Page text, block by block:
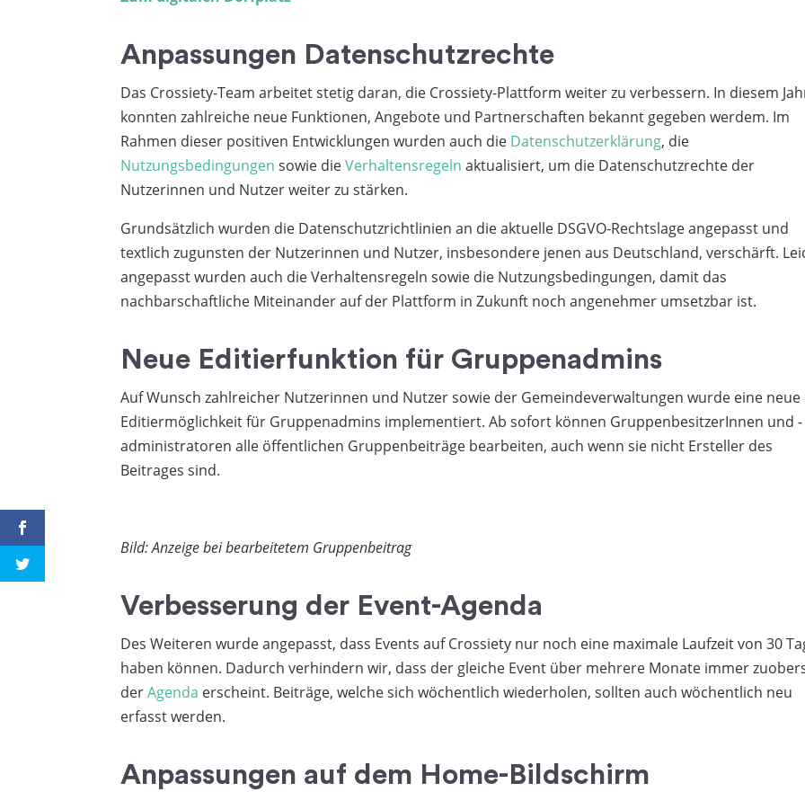
Anpassungen Datenschutzrechte
Das Crossiety-Team arbeitet stetig daran, die Crossiety-Plattform weiter zu verbessern. In diesem
konnten zahlreiche neue Funktionen, Angebote und Partnerschaften bekannt gegeben werdem. Im
Rahmen dieser positiven Entwicklungen wurden auch die Datenschutzerklärung, die
Nutzungsbedingungen sowie dieVerhaltensregeln aktualisiert, um die Datenschutzrechte der
Nutzerinnen und Nutzer weiter zu stärken.
Grundsätzlich wurden die Datenschutzrichtlinien an die aktuelle DSGVO-Rechtslage angepasst und
textlich zugunsten der Nutzerinnen und Nutzer, insbesondere jenen aus Deutschland, verschärft.
angepasst wurden auch die Verhaltensregeln sowie die Nutzungsbedingungen, damit das
nachbarschaftliche Miteinander auf der Plattform in Zukunft noch angenehmer umsetzbar ist.
Neue Editierfunktion für Gruppenadmins
Auf Wunsch zahlreicher Nutzerinnen und Nutzer sowie der Gemeindeverwaltungen wurde eine neue
Editiermöglichkeit für Gruppenadmins implementiert. Ab sofort können GruppenbesitzerInnen und -
administratoren alle öffentlichen Gruppenbeiträge bearbeiten, auch wenn sie nicht Ersteller des
Beitrages sind.
Bild: Anzeige bei bearbeitetem Gruppenbeitrag
Verbesserung der Event-Agenda
Des Weiteren wurde angepasst, dass Events auf Crossiety nur noch eine maximale Laufzeit von 30
haben können. Dadurch verhindern wir, dass der gleiche Event über mehrere Monate immer
derAgenda erscheint. Beiträge, welche sich wöchentlich wiederholen, sollten auch wöchentlich neu
erfasst werden.
Anpassungen auf dem Home-Bildschirm